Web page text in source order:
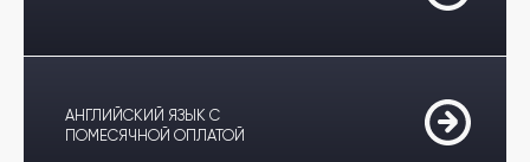
АНГЛИЙСКИЙ ЯЗЫК С
ПОМЕСЯЧНОЙ ОПЛАТОЙ